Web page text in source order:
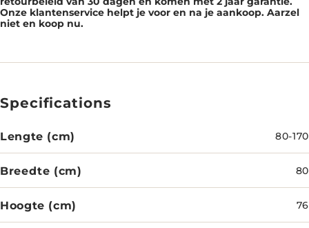
Onze klantenservice helpt je voor en na je aankoop. Aarzel
niet en koop nu.
Specifications
Lengte (cm) 80-170
Breedte (cm) 80
Hoogte (cm) 76